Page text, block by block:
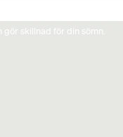
skillnad för din sömn.